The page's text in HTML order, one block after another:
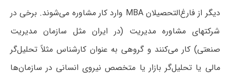
دیگر از فارغ‌التحصیلان MBA وارد کار مشاوره می‌شوند. برخی در
شرکت­های مشاوره مدیریت (در ایران مثل سازمان مدیریت
صنعتی) کار می‌کنند و گروهی به عنوان کارشناس مثلاً تحلیل‌گر
مالی یا تحلیل‌گر بازار یا متخصص نیروی انسانی در سازمان‌ها